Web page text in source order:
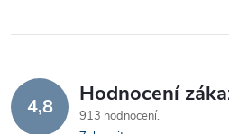
4,8 Hodnocení
913 hodnocení